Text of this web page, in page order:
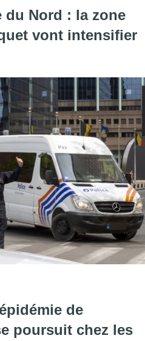
du Nord : la zone
vont intensifier
de
poursuit chez les